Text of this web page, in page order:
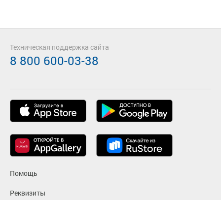
Помощь
Реквизиты
Техническая поддержка сайта
8 800 600-03-38